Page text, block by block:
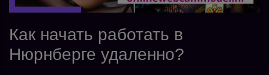
Как начать работать в
Нюрнберге удаленно?